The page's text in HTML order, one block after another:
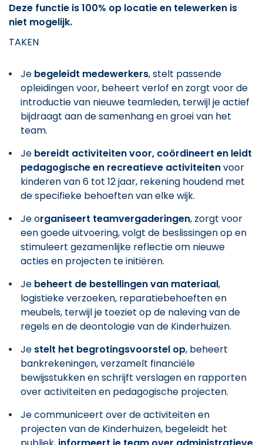
Deze functie is 100% op locatie en telewerken is
niet mogelijk.
TAKEN
Je begeleidt medewerkers, stelt passende
opleidingen voor, beheert verlof en zorgt voor de
introductie van nieuwe teamleden, terwijl je actief
bijdraagt aan de samenhang en groei van het
team.
Je bereidt activiteiten voor, coördineert en leidt
pedagogische en recreatieve activiteitenvoor
kinderen van 6 tot 12 jaar, rekening houdend met
de specifieke behoeften van elke wijk.
Je organiseert teamvergaderingen, zorgt voor
een goede uitvoering, volgt de beslissingen op en
stimuleert gezamenlijke reflectie om nieuwe
acties en projecten te initiëren.
Je beheert de bestellingen van materiaal,
logistieke verzoeken, reparatiebehoeften en
meubels, terwijl je toeziet op de naleving van de
regels en de deontologie van de Kinderhuizen.
Je stelt het begrotingsvoorstel op, beheert
bankrekeningen, verzamelt financiële
bewijsstukken en schrijft verslagen en rapporten
over activiteiten en pedagogische projecten.
Je communiceert over de activiteiten en
projecten van de Kinderhuizen, begeleidt het